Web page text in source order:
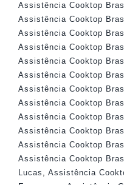
Assistência Cooktop
Assistência Cooktop
Assistência Cooktop
Assistência Cooktop
Assistência Cooktop
Assistência Cooktop
Assistência Cooktop
Assistência Cooktop
Assistência Cooktop
Assistência Cooktop
Assistência Cooktop
Assistência Cooktop
Lucas , Assistência